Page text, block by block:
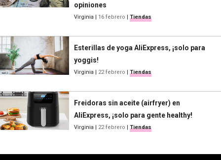
opiniones
Virginia | 16 febrero | Tiendas
Esterillas de yoga AliExpress, ¡solo para
yoggis!
Virginia | 22 febrero | Tiendas
Freidoras sin aceite (airfryer) en
AliExpress, ¡solo para gente healthy!
Virginia | 22 febrero | Tiendas